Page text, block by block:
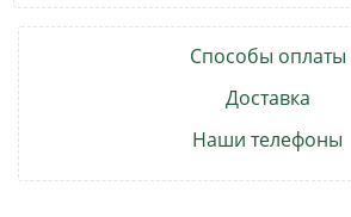
Способы оплаты
Доставка
Наши телефоны